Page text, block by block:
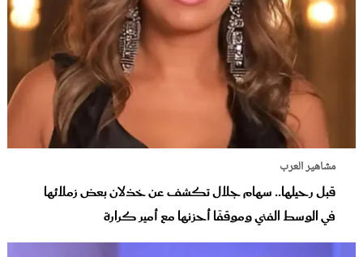
مشاهير العرب
قبل رحيلها.. سهام جلال تكشف عن خذلان بعض زملائها
في الوسط الفني وموقفًا أحزنها مع أمير كرارة